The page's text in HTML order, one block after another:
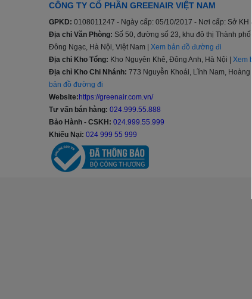
CÔNG TY CỔ PHẦN GREENAIR VIỆT NAM
GPKD: 0108011247 - Ngày cấp: 05/10/2017 - Nơi cấp: Sở KH
Địa chỉ Văn Phòng: Số 50, đường số 23, khu đô thị Thành phố
Đông Ngạc, Hà Nội, Việt Nam | Xem bản đồ đường đi
Địa chỉ Kho Tổng: Kho Nguyên Khê, Đông Anh, Hà Nội | Xem
Địa chỉ Kho Chi Nhánh: 773 Nguyễn Khoái, Lĩnh Nam, Hoàng
bản đồ đường đi
Website: https://greenair.com.vn/
Tư vấn bán hàng: 024.999.55.888
Bảo Hành - CSKH: 024.999.55.999
Khiếu Nại: 024 999 55 999